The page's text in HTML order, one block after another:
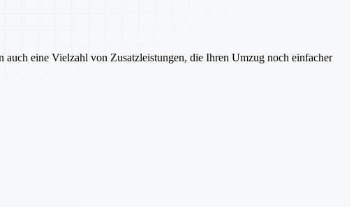
eine Vielzahl von Zusatzleistungen, die Ihren Umzug noch einfacher